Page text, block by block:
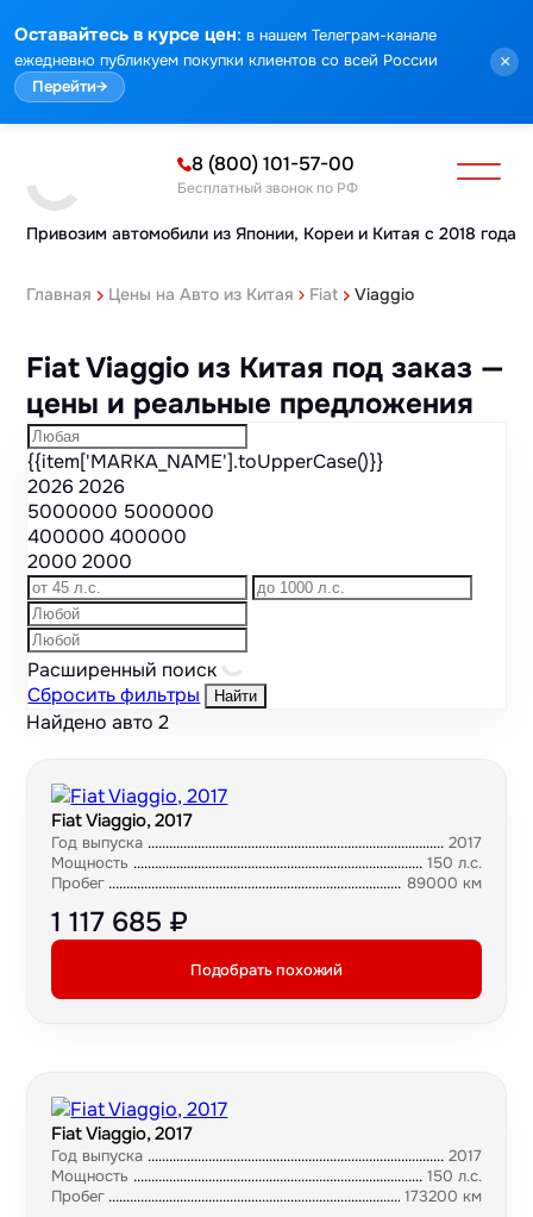
Оставайтесь в курсе цен: в нашем Телеграм-канале
ежедневно публикуем покупки клиентов со всей России
Перейти→
×
Привозим автомобили из Японии, Кореи и Китая с 2018 года
8 (800) 101-57-00
Бесплатный звонок по РФ
Главная Цены на Авто из Китая Fiat Viaggio
Fiat Viaggio из Китая под заказ —
цены и реальные предложения
{{item['MARKA_NAME'].toUpperCase()}}
20262026
5000000 5000000
400000400000
20002000
Расширенный поиск
Сбросить фильтры
Найти
Найдено авто2
Fiat Viaggio, 2017
Год выпуска
2017
Мощность
150 л.с.
Пробег
89000 км
1 117 685 ₽
Подобрать похожий
Fiat Viaggio, 2017
Год выпуска
2017
Мощность
150 л.с.
Пробег
173200 км